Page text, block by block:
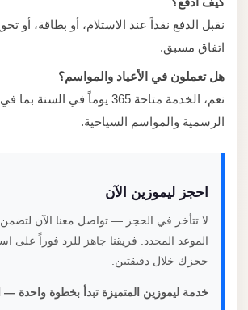
نقبل الدفع نقداً عند الاستلام، أو بطاقة، أو
اتفاق مسبق.
هل تعملون في الأعياد والمواسم؟
نعم، الخدمة متاحة 365 يوماً في السنة
الرسمية والمواسم السياحية.
احجز ليموزين الآن
لا تتأخر في الحجز — تواصل معنا الآن لتضمن
الموعد المحدد. فريقنا جاهز للرد فوراً على
حجزك خلال دقيقتين.
خدمة ليموزين المتميزة تبدأ بخطوة واحدة —